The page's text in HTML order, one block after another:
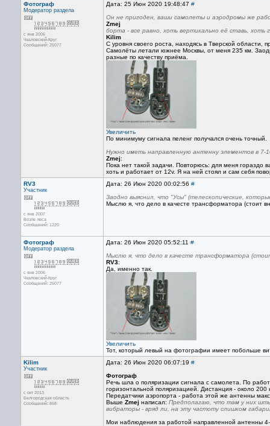
Фотограф
Модератор раздела
с янв 2006
Чкаловский-Круг
Сообщений: 25077
Дата: 25 Июн 2020 19:48:47 #
Он не пригоден, ваши самолеты и аэродромы же
Zmej
борта - все равно, хоть вертикально её ставь, хоть
Kilim
С уровня своего роста, находясь в Тверской области,
Самолёты летали южнее Москвы, от меня 235 км.
разные по качеству приёма.
Увеличить
По минимуму сигнала пеленг получался очень точный.
Нужно иметь направленную антенну элементов в
Zmej:
Пока нет такой задачи. Повторюсь: для меня гораздо
хоть и работает от 12v. Я на ней стоял и сам себя
RV3
Участник
с янв 2007
Возле леса
Сообщений: 1220
Дата: 26 Июн 2020 00:02:56 #
Заодно выяснил, что "Усы" (телескопические,
Мыслю я, что дело в качесте трансформатора (стоит
Фотограф
Модератор раздела
с янв 2006
Чкаловский-Круг
Сообщений: 25077
Дата: 26 Июн 2020 05:52:11 #
Мыслю я, что дело в качесте трансформатора
RV3:
Да, именно так.
Увеличить
Тот, который левый на фотографии имеет побольше
Kilim
Участник
с окт 2013
Белгородская область
Сообщений: 868
Дата: 26 Июн 2020 06:07:19 #
Фотограф
Речь шла о поляризации сигнала с самолета. По
горизонтальной поляризацией. Дистанция - около 200
Передатчики аэропорта - работа этой же антенны
Выше Zmej написал: Предполагаю, что там у них
вибраторы - вряд ли, на эту частоту слишком
Мои наблюдения за работой направленной антенны